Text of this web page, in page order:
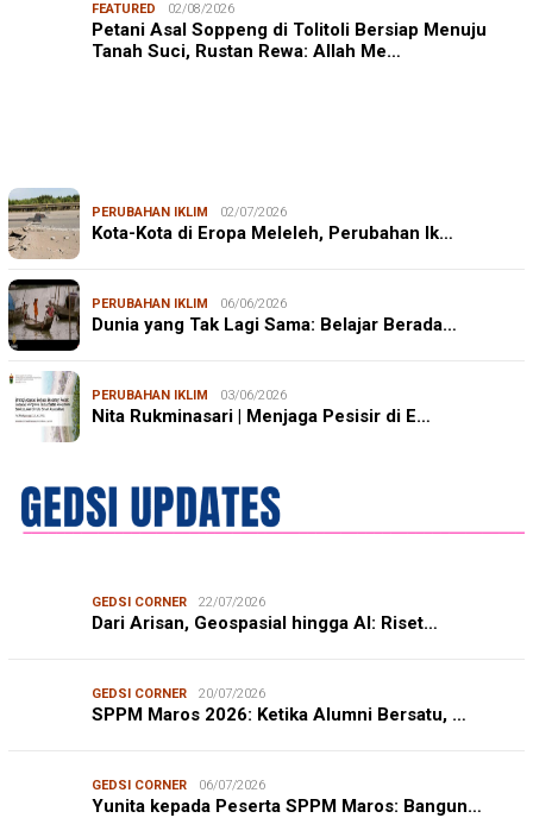
FEATURED 02/08/2026
Petani Asal Soppeng di Tolitoli Bersiap Menuju
Tanah Suci, Rustan Rewa: Allah Me…
PERUBAHAN IKLIM 02/07/2026
Kota-Kota di Eropa Meleleh, Perubahan Ik…
PERUBAHAN IKLIM 06/06/2026
Dunia yang Tak Lagi Sama: Belajar Berada…
PERUBAHAN IKLIM 03/06/2026
Nita Rukminasari | Menjaga Pesisir di E…
GEDSI CORNER 22/07/2026
Dari Arisan, Geospasial hingga AI: Riset…
GEDSI CORNER 20/07/2026
SPPM Maros 2026: Ketika Alumni Bersatu, …
GEDSI CORNER 06/07/2026
Yunita kepada Peserta SPPM Maros: Bangun…